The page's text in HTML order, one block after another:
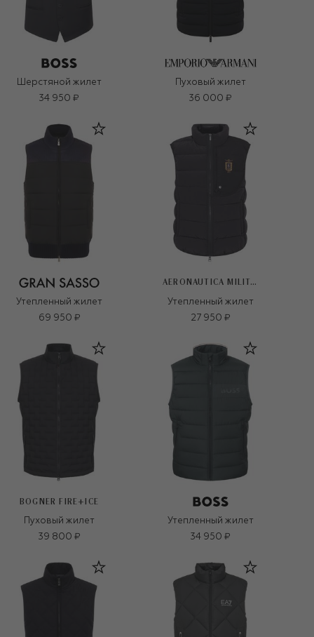
Шерстяной жилет
34 950 ₽
Пуховый жилет
36 000 ₽
Утепленный жилет
69 950 ₽
AERONAUTICA MILITARE
Утепленный жилет
27 950 ₽
BOGNER FIRE+ICE
Пуховый жилет
39 800 ₽
Утепленный жилет
34 950 ₽